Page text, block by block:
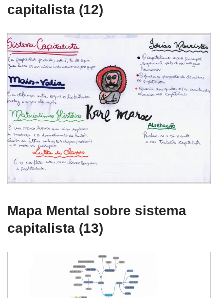
capitalista (12)
Mapa Mental sobre sistema
capitalista (13)